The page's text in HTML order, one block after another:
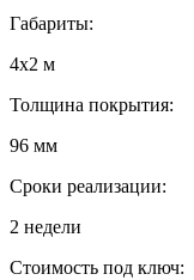
Габариты:
4х2 м
Толщина покрытия:
96 мм
Сроки реализации:
2 недели
Стоимость под ключ: